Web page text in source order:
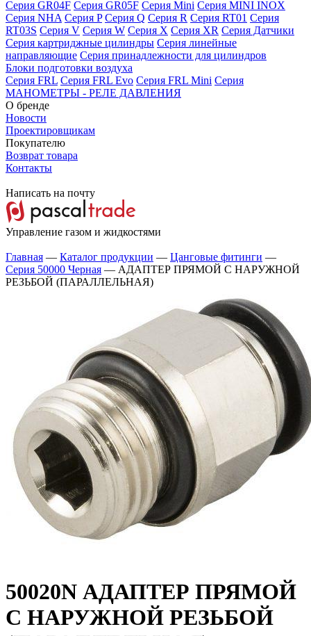
Серия GR04F Серия GR05F Серия Mini Серия MINI INOX
Серия NHA Серия P Серия Q Серия R Серия RT01 Серия
RT03S Серия V Серия W Серия X Серия XR Серия Датчики
Серия картриджные цилиндры Серия линейные
направляющие Серия принадлежности для цилиндров
Блоки подготовки воздуха
Серия FRL Серия FRL Evo Серия FRL Mini Серия
МАНОМЕТРЫ - РЕЛЕ ДАВЛЕНИЯ
О бренде
Новости
Проектировщикам
Покупателю
Возврат товара
Контакты
Написать на почту
Управление газом и жидкостями
Главная — Каталог продукции — Цанговые фитинги —
Серия 50000 Черная — АДАПТЕР ПРЯМОЙ С НАРУЖНОЙ
РЕЗЬБОЙ (ПАРАЛЛЕЛЬНАЯ)
50020N АДАПТЕР ПРЯМОЙ
С НАРУЖНОЙ РЕЗЬБОЙ